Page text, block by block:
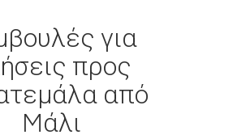
για
προς
από
Mάλι